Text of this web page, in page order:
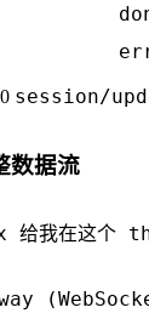
session/
数据流
给我在这个
(